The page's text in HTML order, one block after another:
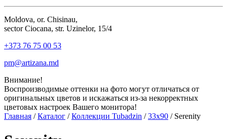
Moldova, or. Chisinau,
sector Ciocana, str. Uzinelor, 15/4
+373 76 75 00 53
pm@artizana.md
Внимание!
Воспроизводимые оттенки на фото могут отличаться от
оригинальных цветов и искажаться из-за некорректных
цветовых настроек Вашего монитора!
Главная /Каталог /Коллекции Tubadzin /33x90 / Serenity